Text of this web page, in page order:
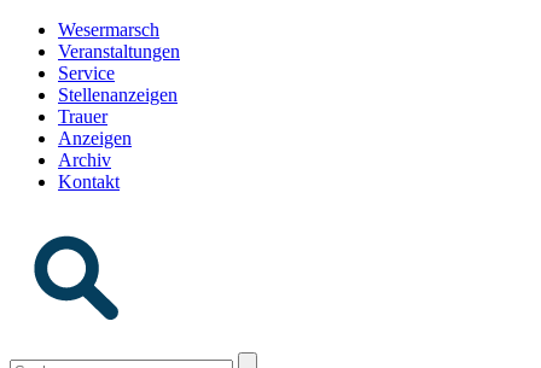
Wesermarsch
Veranstaltungen
Service
Stellenanzeigen
Trauer
Anzeigen
Archiv
Kontakt